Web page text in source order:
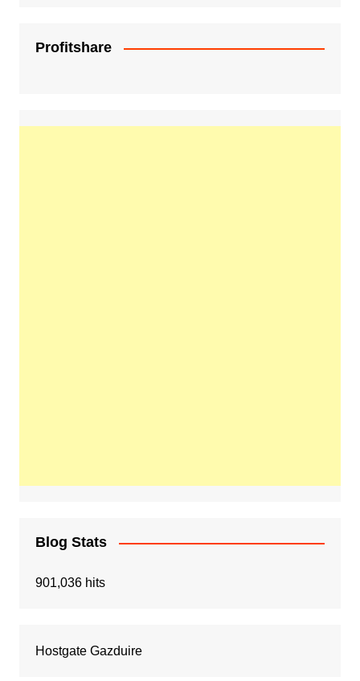
Profitshare
Blog Stats
901,036 hits
Hostgate Gazduire